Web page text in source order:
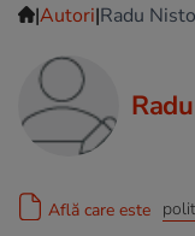
|Autori|Radu
Află care este